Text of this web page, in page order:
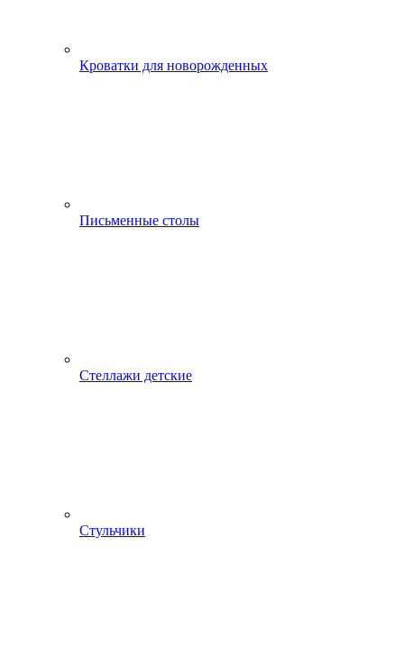
Кроватки для новорожденных
Письменные столы
Стеллажи детские
Стульчики